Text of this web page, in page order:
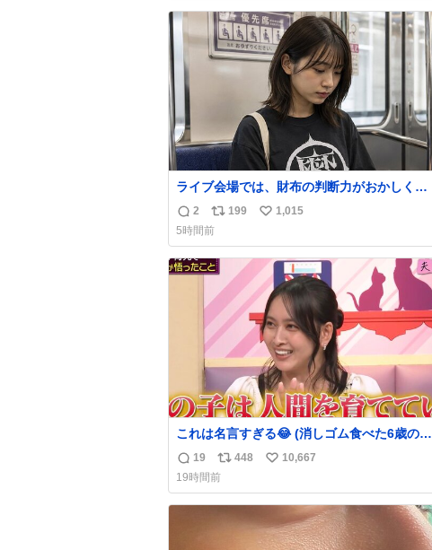
数
ス
ト
数
ね
数
ライブ会場では、財布の判断力がおかしくな
る。
返
信
数
2
リ
ポ
ス
ト
数
199
い
ね
数
1,015
5時間前
これは名言すぎる😂 (消しゴム食べた6歳の弟
を思い出しながら)
返
信
数
19
リ
ポ
ス
ト
448
い
ね
数
10,667
19時間前